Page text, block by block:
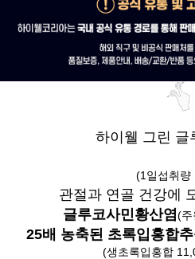
하이웰 그린 글
(1일섭취량
관절과 연골 건강에
글루코사민황산염(주
25배 농축된 초록입홍합
(생초록입홍합